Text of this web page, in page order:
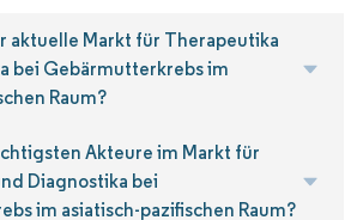
aktuelle Markt für Therapeutika
bei Gebärmutterkrebs im
Raum?
Akteure im Markt für
Diagnostika bei
im asiatisch-pazifischen Raum?